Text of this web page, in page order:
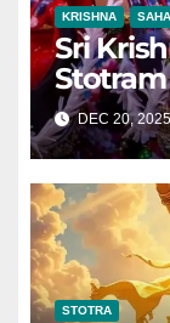
KRISHNA
Sri
Stotram
DEC 20,
STOTRA